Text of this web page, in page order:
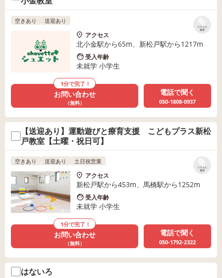
リストに
保存
空きあり 送迎あり
アクセス
北小金駅から65m、新松戸駅から1217m
受入年齢
未就学 小学生
1分で完了！
お問い合わせ
（無料）
電話で聞く
050-1808-0937
【送迎あり】運動遊びと療育支援 こどもプラス新松
戸教室【土曜・祝日可】
リストに
保存
空きあり 送迎あり 土日祝営業
アクセス
新松戸駅から453m、馬橋駅から1252m
受入年齢
未就学 小学生
1分で完了！
お問い合わせ
（無料）
電話で聞く
050-1792-2322
はないろ